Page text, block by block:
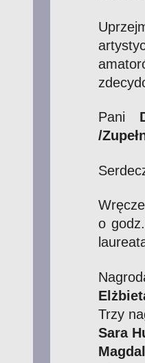
Pani
/
o
Trzy
Sara